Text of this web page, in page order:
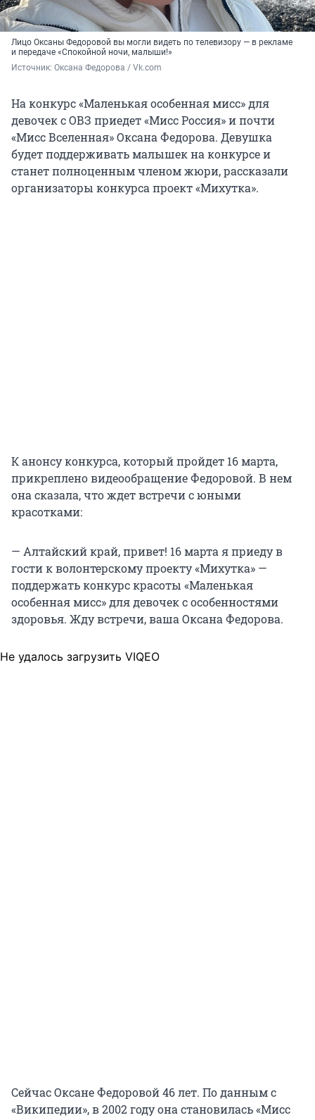
Лицо Оксаны Федоровой вы могли видеть по телевизору — в рекламе
и передаче «Спокойной ночи, малыши!»
Источник: Оксана Федорова / Vk.com
На конкурс «Маленькая особенная мисс» для
девочек с ОВЗ приедет «Мисс Россия» и почти
«Мисс Вселенная» Оксана Федорова. Девушка
будет поддерживать малышек на конкурсе и
станет полноценным членом жюри, рассказали
организаторы конкурса проект «Михутка».
К анонсу конкурса, который пройдет 16 марта,
прикреплено видеообращение Федоровой. В нем
она сказала, что ждет встречи с юными
красотками:
— Алтайский край, привет! 16 марта я приеду в
гости к волонтерскому проекту «Михутка» —
поддержать конкурс красоты «Маленькая
особенная мисс» для девочек с особенностями
здоровья. Жду встречи, ваша Оксана Федорова.
Не удалось загрузить VIQEO
Сейчас Оксане Федоровой 46 лет. По данным с
«Википедии», в 2002 году она становилась «Мисс